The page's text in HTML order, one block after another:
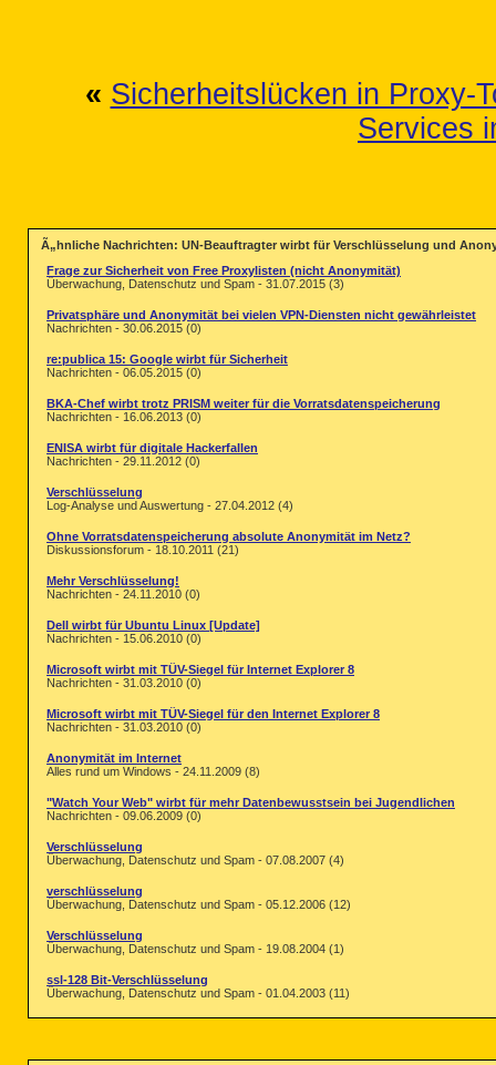
« Sicherheitslücken in Proxy-
Services
Ã„hnliche Nachrichten: UN-Beauftragter wirbt für Verschlüsselung und
Frage zur Sicherheit von Free Proxylisten (nicht Anonymität)
Überwachung, Datenschutz und Spam - 31.07.2015 (3)
Privatsphäre und Anonymität bei vielen VPN-Diensten nicht gewährleistet
Nachrichten - 30.06.2015 (0)
re:publica 15: Google wirbt für Sicherheit
Nachrichten - 06.05.2015 (0)
BKA-Chef wirbt trotz PRISM weiter für die Vorratsdatenspeicherung
Nachrichten - 16.06.2013 (0)
ENISA wirbt für digitale Hackerfallen
Nachrichten - 29.11.2012 (0)
Verschlüsselung
Log-Analyse und Auswertung - 27.04.2012 (4)
Ohne Vorratsdatenspeicherung absolute Anonymität im Netz?
Diskussionsforum - 18.10.2011 (21)
Mehr Verschlüsselung!
Nachrichten - 24.11.2010 (0)
Dell wirbt für Ubuntu Linux [Update]
Nachrichten - 15.06.2010 (0)
Microsoft wirbt mit TÜV-Siegel für Internet Explorer 8
Nachrichten - 31.03.2010 (0)
Microsoft wirbt mit TÜV-Siegel für den Internet Explorer 8
Nachrichten - 31.03.2010 (0)
Anonymität im Internet
Alles rund um Windows - 24.11.2009 (8)
"Watch Your Web" wirbt für mehr Datenbewusstsein bei Jugendlichen
Nachrichten - 09.06.2009 (0)
Verschlüsselung
Überwachung, Datenschutz und Spam - 07.08.2007 (4)
verschlüsselung
Überwachung, Datenschutz und Spam - 05.12.2006 (12)
Verschlüsselung
Überwachung, Datenschutz und Spam - 19.08.2004 (1)
ssl-128 Bit-Verschlüsselung
Überwachung, Datenschutz und Spam - 01.04.2003 (11)